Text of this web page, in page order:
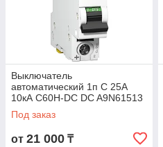
Выключатель
автоматический 1п C 25А
10кА C60H-DC DC A9N61513
Под заказ
от 21 000 ₸